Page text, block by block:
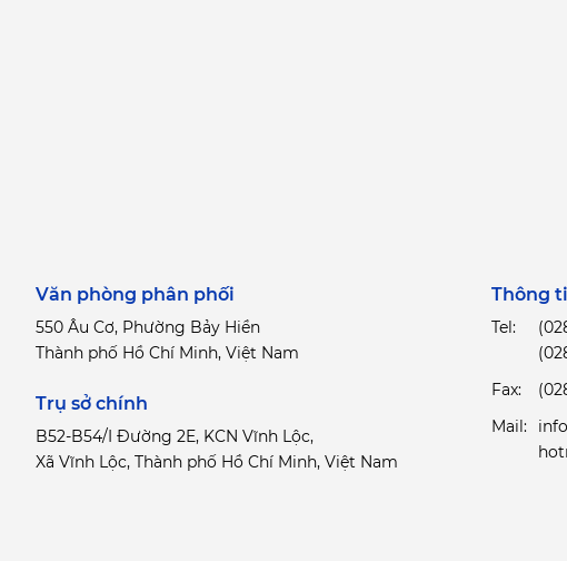
Văn phòng phân phối
550 Âu Cơ, Phường Bảy Hiền
Thành phố Hồ Chí Minh, Việt Nam
Trụ sở chính
B52-B54/I Đường 2E, KCN Vĩnh Lộc,
Xã Vĩnh Lộc, Thành phố Hồ Chí Minh, Việt Nam
Thông
Tel:
Fax:
Mail: